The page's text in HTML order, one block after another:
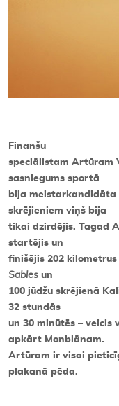
Finanšu
speciālistam Artūram
sasniegums sportā
bija
skrējieniem viņš bija
tikai dzirdējis. Tagad
startējis un
finišējis 202
Sables un
100 jūdžu skrējienā
32 stundās
un 30 minūtēs – veicis
apkārt Monblānam.
Artūram ir visai
plakanā pēda.